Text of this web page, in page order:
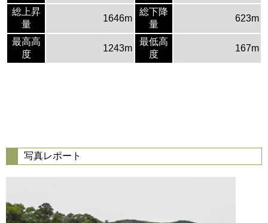
総上昇
量
1646m
総下降
量
623m
最高高
度
1243m
最低高
度
167m
写真レポート